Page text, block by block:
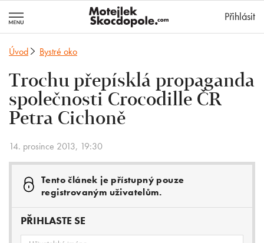
Přihlásit
Úvod Bystré oko
Trochu přepísklá propaganda
společnosti Crocodille ČR
Petra Cichoně
14. prosince 2013, 19:30
Tento článek je přístupný pouze
registrovaným uživatelům.
PŘIHLASTE SE